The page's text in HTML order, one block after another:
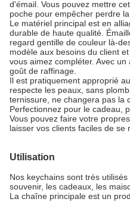
d'émail. Vous pouvez mettre
poche pour empêcher perdre la
Le matériel principal est en
durable de haute qualité.
regard gentille de couleur là-
modèle aux besoins du client
vous aimez compléter. Avec
goût de raffinage.
Il est pratiquement approprié
respecte les peaux, sans
ternissure, ne changera pas la
Perfectionnez pour le cadeau,
Vous pouvez faire votre
laisser vos clients faciles de se
Utilisation
Nos keychains sont très
souvenir, les cadeaux, les
La chaîne principale est un